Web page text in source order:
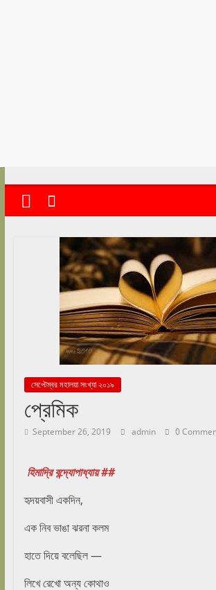
সেপ্টেম্বর মহালয়া সংখ্যা ২০১৯
প্রেমিক
September 26, 2019 admin 0
হিমাদ্রি বন্দ্যোপাধ্যায় ##
হৃদয়বাসী একদিন,
এক নিব ভাঙা ঝরনা কলম
হাতে দিয়ে বলেছিল —
লিখে রেখো অন্য কোথাও